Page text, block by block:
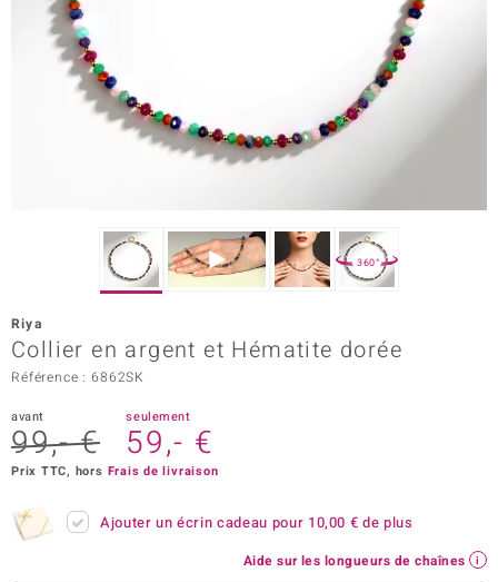
Designs
360°
Riya
Collier en argent et Hématite dorée
Référence : 6862SK
avant
99,- €
seulement
59,- €
Prix TTC, hors Frais de livraison
Ajouter un écrin cadeau pour 10,00 € de plus
Aide sur les longueurs de chaînes